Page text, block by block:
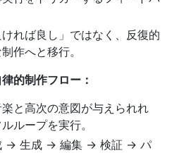
ければ良し」ではなく、反復的
作へと移行。
的制作フロー：
と高次の意図が与えられれ
ループを実行。
→ 生成 → 編集 → 検証 → パ